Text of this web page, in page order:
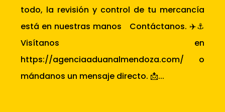
todo, la revisión y control de tu mercancía
está en nuestras manos Contáctanos. ✈️⚓
Visítanos en
https://agenciaaduanalmendoza.com/ o
mándanos un mensaje directo. 📩...